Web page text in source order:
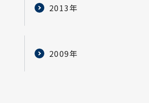
2013年
2009年